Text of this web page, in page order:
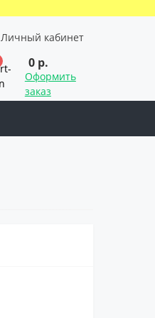
Личный кабинет
0 р.
Оформить
заказ